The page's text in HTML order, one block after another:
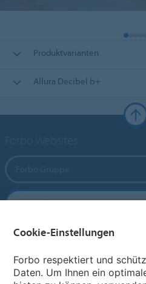
Produktvarianten
Allura Decibel b+
Forbo Flooring Systems
Forbo Movement Systems
Cookie-Einstellungen
Forbo respektiert und
Daten. Um Ihnen ein